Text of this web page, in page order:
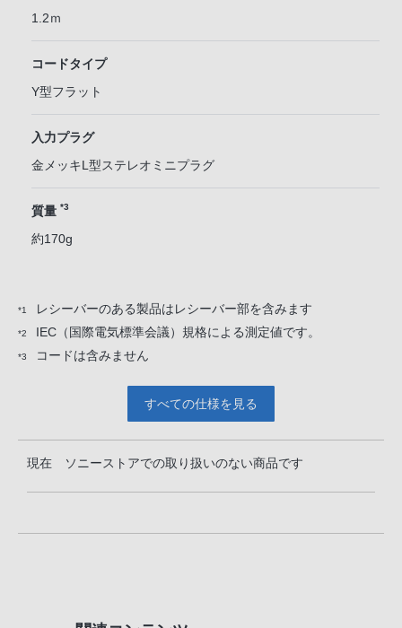
1.2ｍ
コードタイプ
Y型フラット
入力プラグ
金メッキL型ステレオミニプラグ
質量 *3
約170g
*1 レシーバーのある製品はレシーバー部を含みます
*2 IEC（国際電気標準会議）規格による測定値です。
*3 コードは含みません
すべての仕様を見る
現在 ソニーストアでの取り扱いのない商品です